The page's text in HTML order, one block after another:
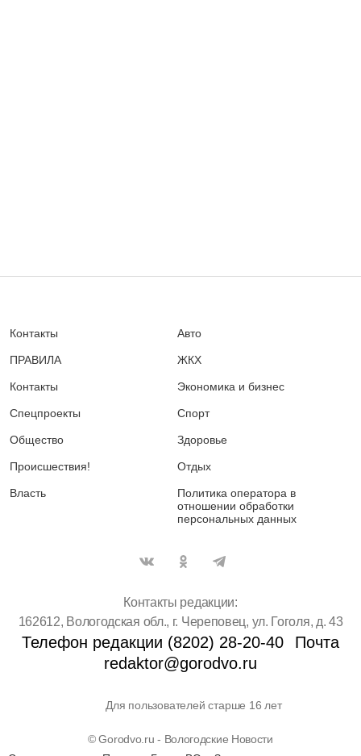
Контакты
ПРАВИЛА
Контакты
Спецпроекты
Общество
Происшествия!
Власть
Авто
ЖКХ
Экономика и бизнес
Спорт
Здоровье
Отдых
Политика оператора в
отношении обработки
персональных данных
Контакты редакции:
162612, Вологодская обл., г. Череповец, ул. Гоголя, д. 43
Телефон редакции (8202) 28-20-40
Почта
redaktor@gorodvo.ru
Для пользователей старше 16 лет
© Gorodvo.ru - Вологодские Новости